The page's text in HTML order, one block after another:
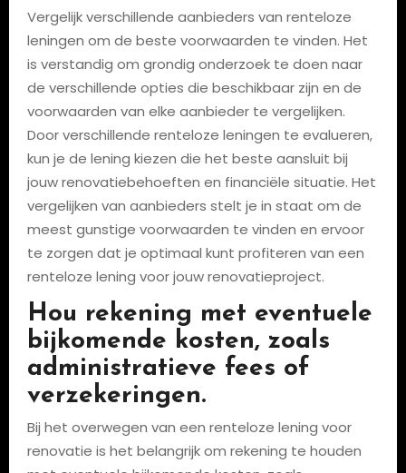
Vergelijk verschillende aanbieders van renteloze
leningen om de beste voorwaarden te vinden. Het
is verstandig om grondig onderzoek te doen naar
de verschillende opties die beschikbaar zijn en de
voorwaarden van elke aanbieder te vergelijken.
Door verschillende renteloze leningen te evalueren,
kun je de lening kiezen die het beste aansluit bij
jouw renovatiebehoeften en financiële situatie. Het
vergelijken van aanbieders stelt je in staat om de
meest gunstige voorwaarden te vinden en ervoor
te zorgen dat je optimaal kunt profiteren van een
renteloze lening voor jouw renovatieproject.
Hou rekening met eventuele
bijkomende kosten, zoals
administratieve fees of
verzekeringen.
Bij het overwegen van een renteloze lening voor
renovatie is het belangrijk om rekening te houden